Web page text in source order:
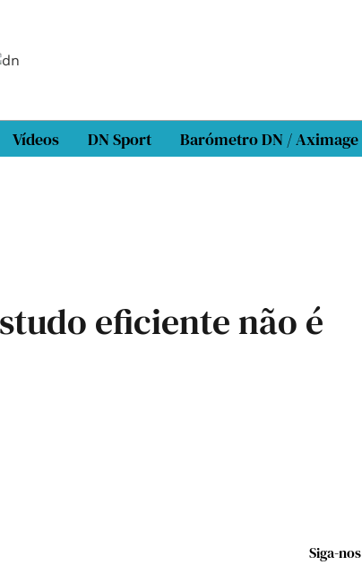
Vídeos DN Sport Barómetro DN / Aximage
eficiente não é
Siga-nos